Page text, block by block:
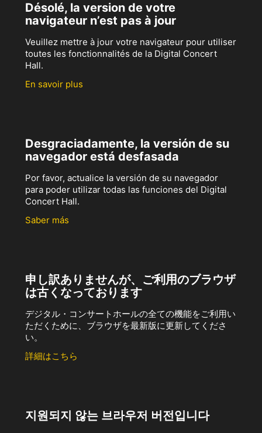
Désolé, la version de votre
navigateur n’est pas à jour
Veuillez mettre à jour votre navigateur pour utiliser
toutes les fonctionnalités de la Digital Concert
Hall.
En savoir plus
Desgraciadamente, la versión de su
navegador está desfasada
Por favor, actualice la versión de su navegador
para poder utilizar todas las funciones del Digital
Concert Hall.
Saber más
申し訳ありませんが、ご利用のブラウザ
は古くなっております
デジタル・コンサートホールの全ての機能をご利用い
ただくために、ブラウザを最新版に更新してくださ
い。
詳細はこちら
지원되지 않는 브라우저 버전입니다